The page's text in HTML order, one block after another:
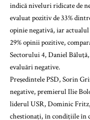
indică niveluri ridicate de
evaluat pozitiv de 33%
opinie negativă, iar
29% opinii pozitive,
Sectorului 4, Daniel Băluţă,
evaluări negative.
Preşedintele PSD, Sorin
negative, premierul Ilie
liderul USR, Dominic Fritz,
chestionaţi, în condiţiile în